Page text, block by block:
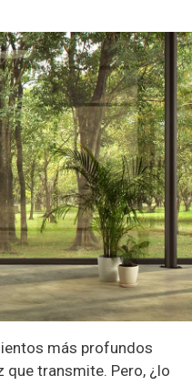
más profundos
que transmite. Pero, ¿lo